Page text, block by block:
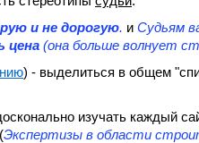
и не дорогую. и Судьям
цена (она больше волнует
) - выделиться в общем
изучать каждый
Экспертизы в области